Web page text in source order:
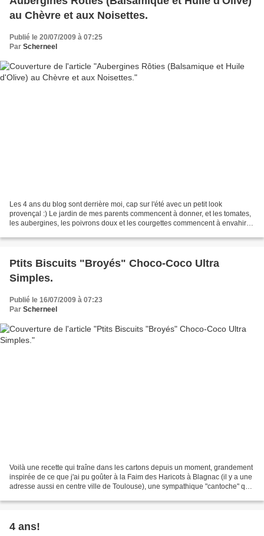
au Chèvre et aux Noisettes.
Publié le 20/07/2009 à 07:25
Par Scherneel
Les 4 ans du blog sont derrière moi, cap sur l'été avec un petit look
provençal :) Le jardin de mes parents commencent à donner, et les tomates,
les aubergines, les poivrons doux et les courgettes commencent à envahir la
Ptits Biscuits "Broyés" Choco-Coco Ultra
Simples.
Publié le 16/07/2009 à 07:23
Par Scherneel
Voilà une recette qui traîne dans les cartons depuis un moment, grandement
inspirée de ce que j'ai pu goûter à la Faim des Haricots à Blagnac (il y a une
adresse aussi en centre ville de Toulouse), une sympathique "cantoche" qui
4 ans!